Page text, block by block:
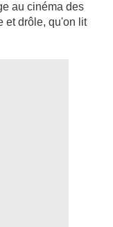
au cinéma des
et drôle, qu'on lit